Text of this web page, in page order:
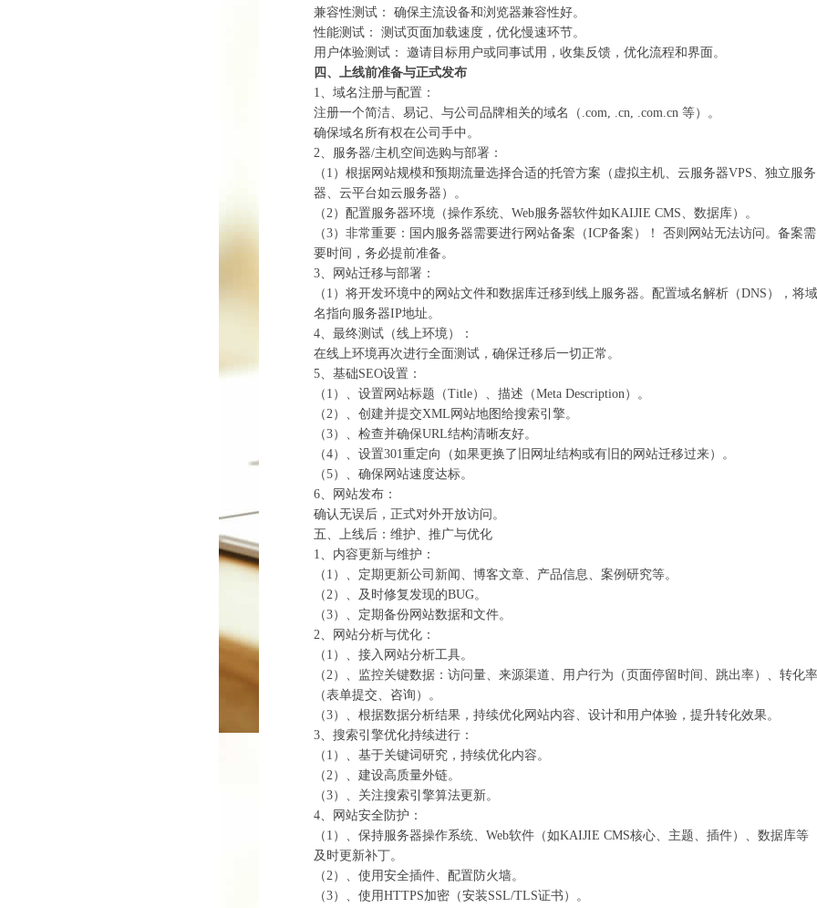
‌兼容性测试：‌ 确保主流设备和浏览器兼容性好。
‌性能测试：‌ 测试页面加载速度，优化慢速环节。
‌用户体验测试：‌ 邀请目标用户或同事试用，收集反馈，优化流程和界面。
四、上线前准备与正式发布
1、‌域名注册与配置：‌
注册一个简洁、易记、与公司品牌相关的域名（.com, .cn, .com.cn 等）。
确保域名所有权在公司手中。
2、‌服务器/主机空间选购与部署：‌
（1）根据网站规模和预期流量选择合适的托管方案（虚拟主机、云服务器VPS、独立服务
器、云平台如云服务器）。
（2）配置服务器环境（操作系统、Web服务器软件如KAIJIE CMS、数据库）。
（3）‌非常重要：国内服务器需要进行网站备案（ICP备案）！‌ 否则网站无法访问。备案需
要时间，务必提前准备。
3、‌网站迁移与部署：‌
（1）将开发环境中的网站文件和数据库迁移到线上服务器。配置域名解析（DNS），将域
名指向服务器IP地址。
4、‌最终测试（线上环境）：‌
在线上环境再次进行全面测试，确保迁移后一切正常。
5、‌基础SEO设置：‌
（1）、设置网站标题（Title）、描述（Meta Description）。
（2）、创建并提交XML网站地图给搜索引擎。
（3）、检查并确保URL结构清晰友好。
（4）、设置301重定向（如果更换了旧网址结构或有旧的网站迁移过来）。
（5）、确保网站速度达标。
6、‌网站发布：‌
确认无误后，正式对外开放访问。
五、上线后：维护、推广与优化
1、‌内容更新与维护：‌
（1）、定期更新公司新闻、博客文章、产品信息、案例研究等。
（2）、及时修复发现的BUG。
（3）、定期备份网站数据和文件。
2、‌网站分析与优化：‌
（1）、接入网站分析工具。
（2）、监控关键数据：访问量、来源渠道、用户行为（页面停留时间、跳出率）、转化率
（表单提交、咨询）。
（3）、根据数据分析结果，持续优化网站内容、设计和用户体验，提升转化效果。
3、‌搜索引擎优化持续进行：‌
（1）、基于关键词研究，持续优化内容。
（2）、建设高质量外链。
（3）、关注搜索引擎算法更新。
4、‌网站安全防护：‌
（1）、保持服务器操作系统、Web软件（如KAIJIE CMS核心、主题、插件）、数据库等
及时更新补丁。
（2）、使用安全插件、配置防火墙。
（3）、使用HTTPS加密（安装SSL/TLS证书）。